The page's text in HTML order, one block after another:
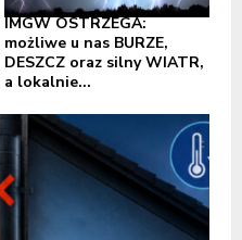
IMGW OSTRZEGA:
możliwe u nas BURZE,
DESZCZ oraz silny WIATR,
a lokalnie...